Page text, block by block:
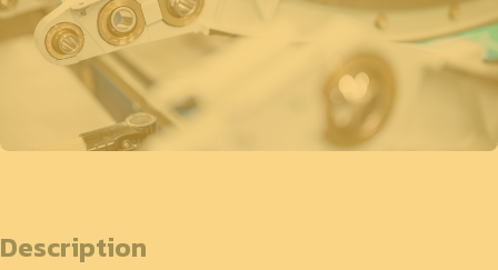
Description